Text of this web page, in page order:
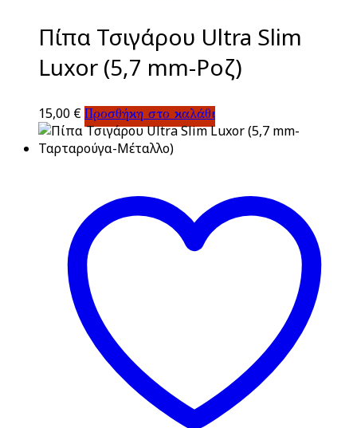
Πίπα Τσιγάρου Ultra Slim
Luxor (5,7 mm-Ροζ)
15,00 € Προσθήκη στο καλάθι